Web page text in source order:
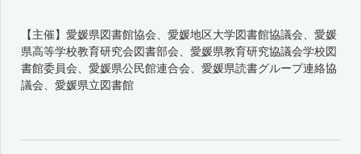
【主催】愛媛県図書館協会、愛媛地区大学図書館協議会、愛媛
県高等学校教育研究会図書部会、愛媛県教育研究協議会学校図
書館委員会、愛媛県公民館連合会、愛媛県読書グループ連絡協
議会、愛媛県立図書館